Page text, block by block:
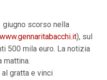
giugno scorso nella
www.gennaritabacchi.it), sul
500 mila euro. La notizia
mattina.
al gratta e vinci